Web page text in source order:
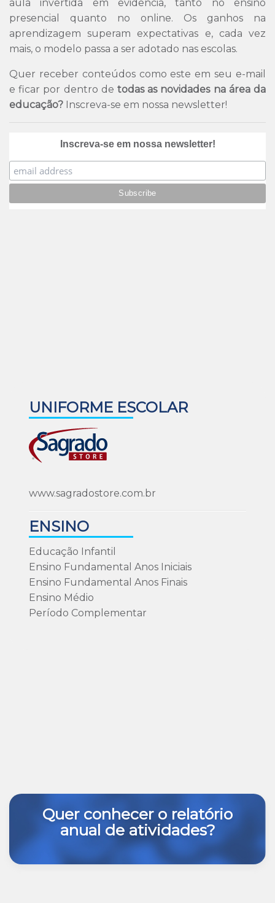
aula invertida em evidência, tanto no ensino
presencial quanto no online. Os ganhos na
aprendizagem superam expectativas e, cada vez
mais, o modelo passa a ser adotado nas escolas.
Quer receber conteúdos como este em seu e-mail
e ficar por dentro de todas as novidades na área da
educação? Inscreva-se em nossa newsletter!
Inscreva-se em nossa newsletter!
UNIFORME ESCOLAR
www.sagradostore.com.br
ENSINO
Educação Infantil
Ensino Fundamental Anos Iniciais
Ensino Fundamental Anos Finais
Ensino Médio
Período Complementar
Quer conhecer o relatório
anual de atividades?